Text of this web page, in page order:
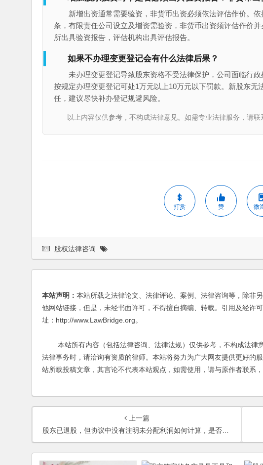
新增出资通常需要验资，非货币出资必须依法评估作价。
条，有限责任公司设立及增资需验资，非货币出资须评估作价
所出具验资报告，评估机构出具评估报告。
如果不办理变更登记会有什么法律后果？
未办理变更登记导致股东资格不受法律保护，公司面临行
按规定办理变更登记可处1万元以上10万元以下罚款。新股东
任，建议尽快补办登记规避风险。
以上内容仅供参考，不构成法律意见。如需专业法律服务，请
打赏 赞 微
股权法律咨询
本站声明： 本站所载之法律论文、法律评论、案例、法律咨询等，除非
他网站链接，但是，未经书面许可，不得擅自摘编、转载。引用及经许
址：http://www.LawBridge.org。
本站所有内容（包括法律咨询、法律法规）仅供参考，不构成法律
法律事务时，请洽询有资质的律师。本站将努力为广大网友提供更好的
站所载投稿文章，其言论不代表本站观点，如需使用，请与原作者联系，
上一篇
股东已退股，但协议中没有注明未分配利润如何计算，是否还可以主张？